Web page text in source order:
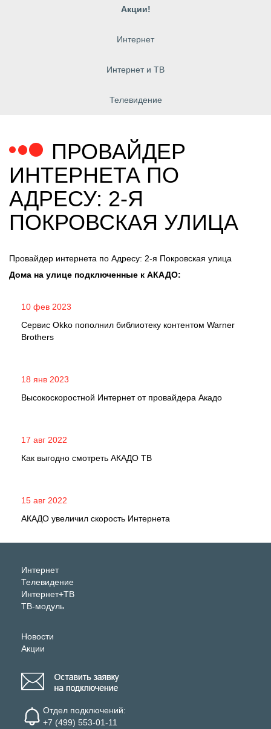
Акции!
Интернет
Интернет и ТВ
Телевидение
ПРОВАЙДЕР
ИНТЕРНЕТА ПО
АДРЕСУ: 2-Я
ПОКРОВСКАЯ УЛИЦА
Провайдер интернета по Адресу: 2-я Покровская улица
Дома на улице подключенные к АКАДО:
10 фев 2023
Сервис Okko пополнил библиотеку контентом Warner
Brothers
18 янв 2023
Высокоскоростной Интернет от провайдера Акадо
17 авг 2022
Как выгодно смотреть АКАДО ТВ
15 авг 2022
АКАДО увеличил скорость Интернета
Интернет
Телевидение
Интернет+ТВ
ТВ-модуль
Новости
Акции
Отдел подключений:
+7 (499) 553-01-11